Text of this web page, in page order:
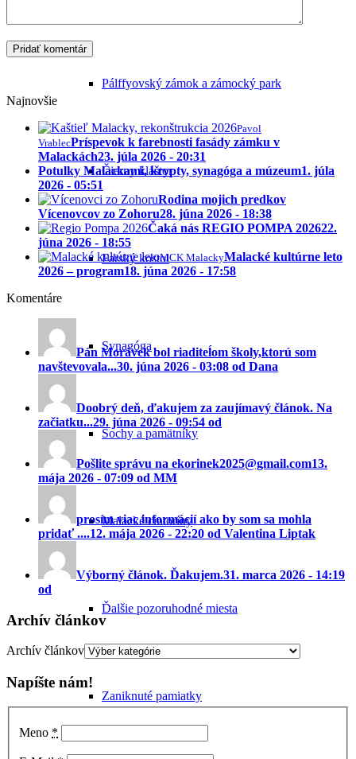
Pálffyovský zámok a zámocký park
Čierny kláštor
Farský kostol
Synagóga
Sochy a pamätníky
Malacké cintoríny
Ďalšie pozoruhodné miesta
Zaniknuté pamiatky
Najnovšie
Pavol
VrablecPríspevok k farebnosti fasády zámku v
Malackách23. júla 2026 - 20:31
Potulky Malackami, krypty, synagóga a múzeum1. júla
2026 - 05:51
Rodina mojich predkov
Vícenovcov zo Zohoru28. júna 2026 - 18:38
Čaká nás REGIO POMPA 202622.
júna 2026 - 18:55
MCK MalackyMalacké kultúrne leto
2026 – program18. júna 2026 - 17:58
Komentáre
Pán Morávek bol riaditeĺom školy,ktorú som
navštevovala...30. júna 2026 - 03:08 od Dana
Doobrý deň, ďakujem za zaujímavý článok. Na
začiatku...29. júna 2026 - 09:54 od
Pošlite správu na ekorinek2025@gmail.com13.
mája 2026 - 07:09 od MM
prosím viac informácií ako by som sa mohla
pridať ....12. mája 2026 - 22:20 od Valentina Liptak
Výborný článok. Ďakujem.31. marca 2026 - 14:19
od
Archív článkov
Archív článkov
Napíšte nám!
Meno *